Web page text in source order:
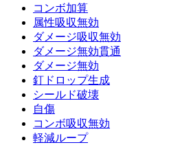
コンボ加算
属性吸収無効
ダメージ吸収無効
ダメージ無効貫通
ダメージ無効
釘ドロップ生成
シールド破壊
自傷
コンボ吸収無効
軽減ループ